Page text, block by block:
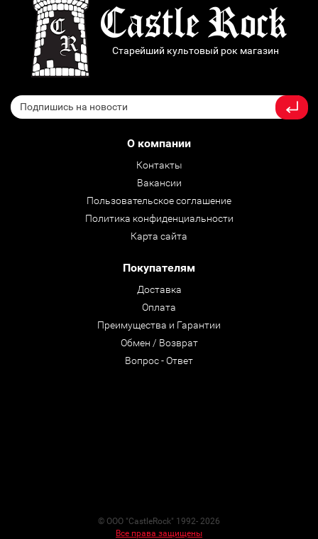
Старейший культовый рок магазин
О компании
Контакты
Вакансии
Пользовательское соглашение
Политика конфиденциальности
Карта сайта
Покупателям
Доставка
Оплата
Преимущества и Гарантии
Обмен / Возврат
Вопрос - Ответ
© ООО "CastleRock" 1992- 2026
Все права защищены